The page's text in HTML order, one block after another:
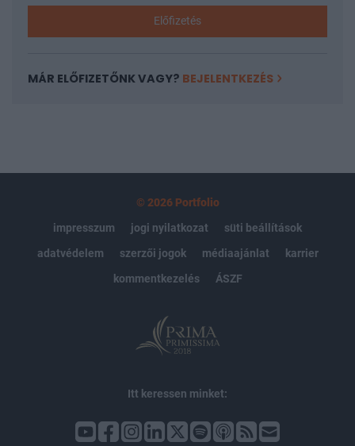
Előfizetés
MÁR ELŐFIZETŐNK VAGY? BEJELENTKEZÉS
© 2026 Portfolio
impresszum
jogi nyilatkozat
süti beállítások
adatvédelem
szerzői jogok médiaajánlat
karrier
kommentkezelés
ÁSZF
Itt keressen minket: